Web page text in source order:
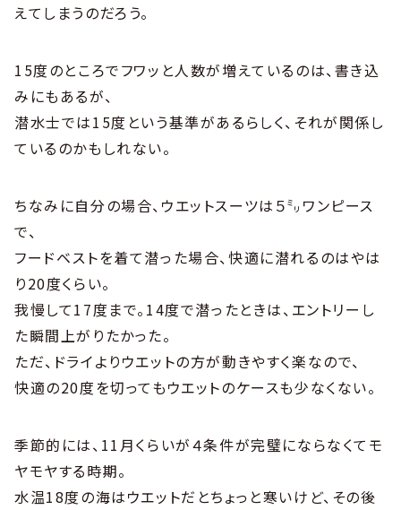
えてしまうのだろう。
15度のところでフワッと人数が増えているのは、書き込
みにもあるが、
潜水士では15度という基準があるらしく、それが関係し
ているのかもしれない。
ちなみに自分の場合、ウエットスーツは５㍉ワンピース
で、
フードベストを着て潜った場合、快適に潜れるのはやは
り20度くらい。
我慢して17度まで。14度で潜ったときは、エントリーし
た瞬間上がりたかった。
ただ、ドライよりウエットの方が動きやすく楽なので、
快適の20度を切ってもウエットのケースも少なくない。
季節的には、11月くらいが４条件が完璧にならなくてモ
ヤモヤする時期。
水温18度の海はウエットだとちょっと寒いけど、その後